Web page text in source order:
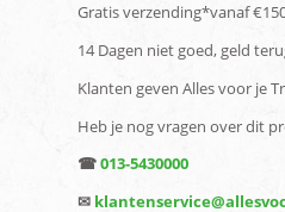
Gratis verzending*vanaf
14 Dagen niet goed, geld
Klanten geven Alles voor je
Heb je nog vragen over dit
☎013-5430000
✉